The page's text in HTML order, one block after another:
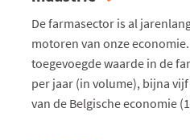
De farmasector is al
motoren van onze
toegevoegde waarde in de
per jaar (in volume), bijna
van de Belgische economie